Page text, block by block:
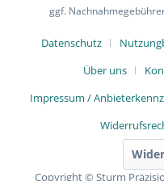
ggf.
Datenschutz
Über uns
Impressum /
Copyright © Sturm